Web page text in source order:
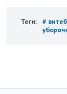
Теги: #